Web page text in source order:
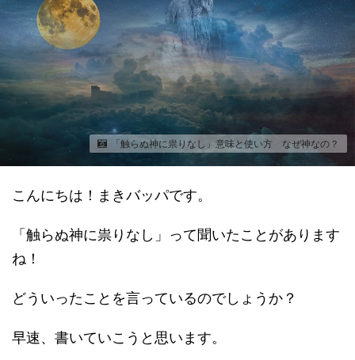
「触らぬ神に祟りなし」意味と使い方 なぜ神なの？
こんにちは！まきバッパです。
「触らぬ神に祟りなし」って聞いたことがあります
ね！
どういったことを言っているのでしょうか？
早速、書いていこうと思います。